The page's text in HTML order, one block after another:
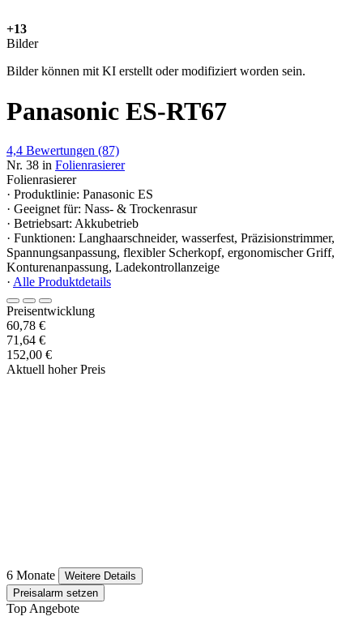
+13
Bilder
Bilder können mit KI erstellt oder modifiziert worden sein.
Panasonic ES-RT67
4,4 Bewertungen (87)
Nr. 38 in Folienrasierer
Folienrasierer
· Produktlinie: Panasonic ES
· Geeignet für: Nass- & Trockenrasur
· Betriebsart: Akkubetrieb
· Funktionen: Langhaarschneider, wasserfest, Präzisionstrimmer,
Spannungsanpassung, flexibler Scherkopf, ergonomischer Griff,
Konturenanpassung, Ladekontrollanzeige
· Alle Produktdetails
Preisentwicklung
60,78 €
71,64 €
152,00 €
Aktuell hoher Preis
6 Monate
Weitere Details
Preisalarm setzen
Top Angebote